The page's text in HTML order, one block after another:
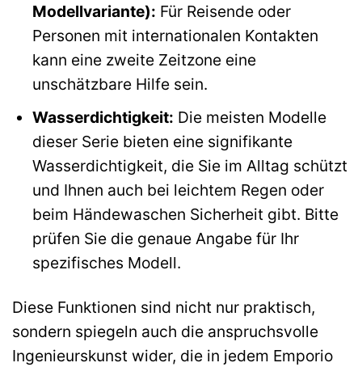
Modellvariante): Für Reisende oder
Personen mit internationalen Kontakten
kann eine zweite Zeitzone eine
unschätzbare Hilfe sein.
Wasserdichtigkeit: Die meisten Modelle
dieser Serie bieten eine signifikante
Wasserdichtigkeit, die Sie im Alltag schützt
und Ihnen auch bei leichtem Regen oder
beim Händewaschen Sicherheit gibt. Bitte
prüfen Sie die genaue Angabe für Ihr
spezifisches Modell.
Diese Funktionen sind nicht nur praktisch,
sondern spiegeln auch die anspruchsvolle
Ingenieurskunst wider, die in jedem Emporio